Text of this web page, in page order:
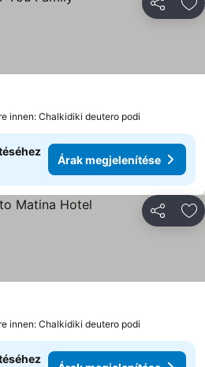
innen: Chalkidiki deutero podi
Árak megjelenítése
megjelenítése
innen: Chalkidiki deutero podi